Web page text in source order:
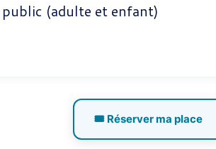
(adulte et enfant)
🎟️ Réserver ma place